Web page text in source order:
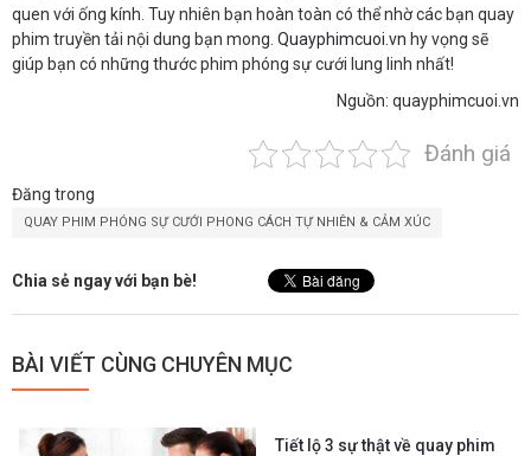
quen với ống kính. Tuy nhiên bạn hoàn toàn có thể nhờ các bạn quay
phim truyền tải nội dung bạn mong. Quayphimcuoi.vn hy vọng sẽ
giúp bạn có những thước phim phóng sự cưới lung linh nhất!
Nguồn: quayphimcuoi.vn
Đánh giá
Đăng trong
QUAY PHIM PHÓNG SỰ CƯỚI PHONG CÁCH TỰ NHIÊN & CẢM XÚC
Chia sẻ ngay với bạn bè!
BÀI VIẾT CÙNG CHUYÊN MỤC
Tiết lộ 3 sự thật về quay phim